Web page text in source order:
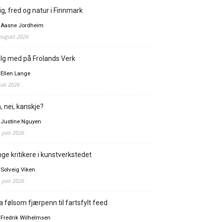
fred og natur i Finnmark
Jordheim
2026
med på Frolands Verk
Lange
2026
nei, kanskje?
Nguyen
juni 2026
kritikere i kunstverkstedet
Viken
juni 2026
følsom fjærpenn til fartsfylt feed
Wilhelmsen